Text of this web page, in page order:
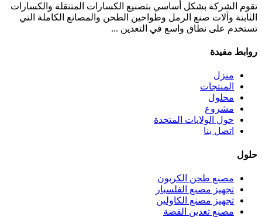
تقوم الشركة بشكل أساسي بتصنيع الكسارات المتنقلة والكسارات
الثابتة وآلات صنع الرمل وطواحين الطحن والمصانع الكاملة التي
تستخدم على نطاق واسع في التعدين ...
روابط مفيدة
منزل
المنتجات
محلول
مشروع
حول الولايات المتحدة
اتصل بنا
حلول
مصنع طحن الكربون
تجهيز مصنع الفلسبار
تجهيز مصنع الكاولين
مصنع تعدين الفضة